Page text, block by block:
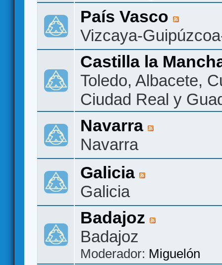
País Vasco
Vizcaya-
Castilla la
Toledo, Albacete,
Ciudad Real y
Navarra
Navarra
Galicia
Galicia
Badajoz
Badajoz
Moderador: Miguelón